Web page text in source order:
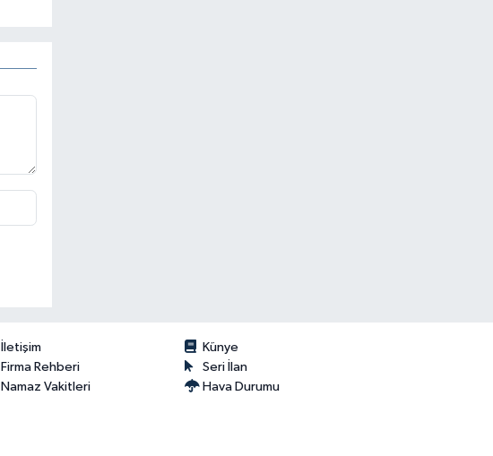
İletişim
Künye
Firma Rehberi
Seri İlan
Namaz Vakitleri
Hava Durumu